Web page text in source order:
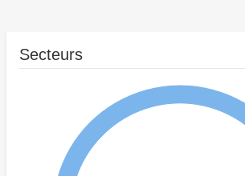
Secteurs